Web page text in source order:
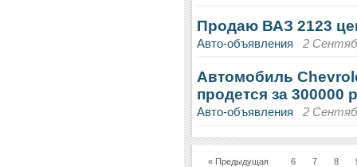
Продаю ВАЗ 2123
Авто-объявления 2
Автомобиль
продется за 300000
Авто-объявления 2
« Предыдущая 6 7 8